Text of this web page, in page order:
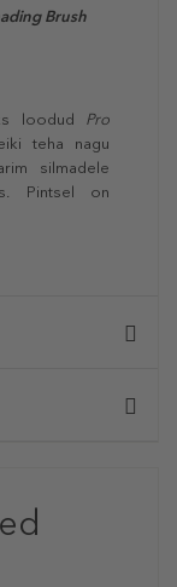
Brush
loodud Pro
teha nagu
silmadele
Pintsel on